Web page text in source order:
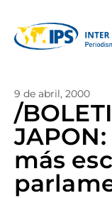
9 de abril, 2000
/
más